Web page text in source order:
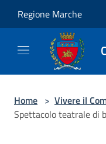
Regione Marche
Home > Vivere il
Spettacolo teatrale di